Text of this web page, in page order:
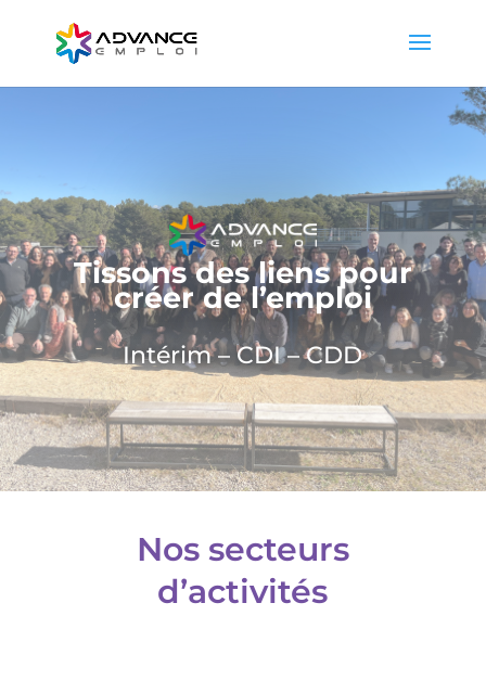
Tissons des liens pour
créer de l’emploi
Intérim – CDI – CDD
Nos secteurs
d’activités